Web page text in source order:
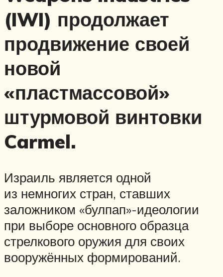
(IWI) продолжает
продвижение своей
новой
«пластмассовой»
штурмовой винтовки
Carmel.
Израиль является одной
из немногих стран, ставших
заложником «булпап»-идеологии
при выборе основного образца
стрелкового оружия для своих
вооружённых формирований.